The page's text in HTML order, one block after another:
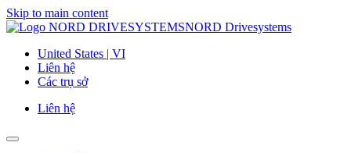
Skip to main content
NORD Drivesystems
United States | VI
Liên hệ
Các trụ sở
Liên hệ